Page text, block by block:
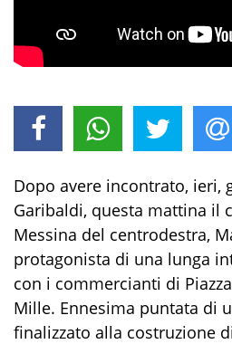
Dopo avere incontrato, ieri,
Garibaldi, questa mattina il
Messina del centrodestra,
protagonista di una lunga
con i commercianti di
Mille. Ennesima puntata di
finalizzato alla costruzione